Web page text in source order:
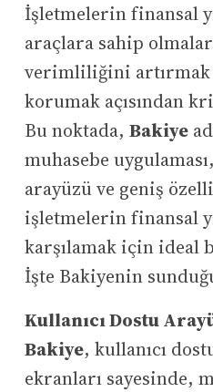
İşletmelerin finansal
araçlara sahip
verimliliğini artırmak
korumak açısından
Bu noktada, Bakiye
muhasebe
arayüzü ve geniş
işletmelerin finansal
karşılamak için ideal
İşte Bakiyenin
Kullanıcı Dostu
Bakiye, kullanıcı
ekranları sayesinde,